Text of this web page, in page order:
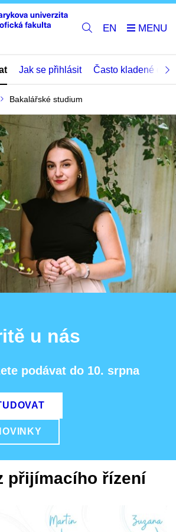
EN
Jak se přihlásit Často kladené
Bakalářské studium
u nás
podávat do 10. srpna
přijímacího řízení